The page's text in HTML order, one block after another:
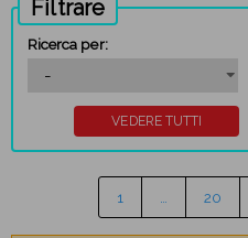
Filtrare
Ricerca per:
1 20